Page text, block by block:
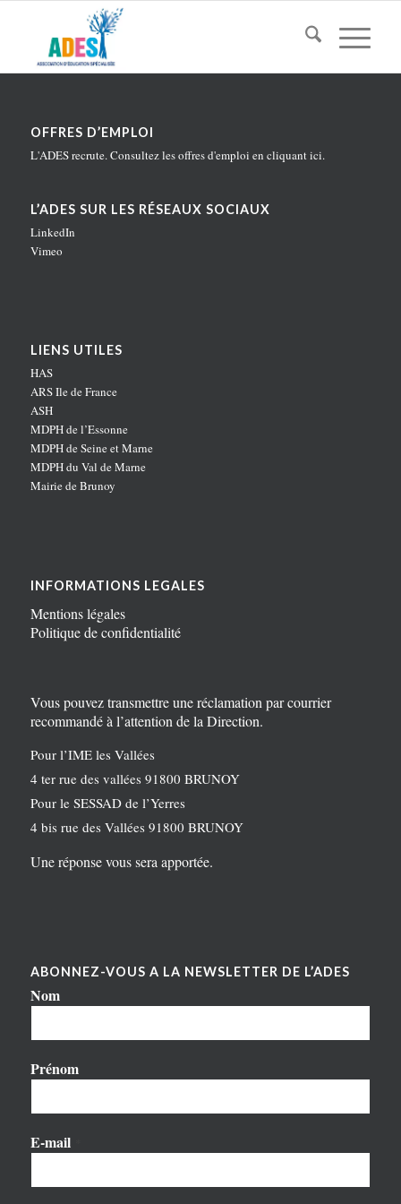
OFFRES D’EMPLOI
L'ADES recrute. Consultez les offres d'emploi en cliquant ici.
L’ADES SUR LES RÉSEAUX SOCIAUX
LinkedIn
Vimeo
LIENS UTILES
HAS
ARS Ile de France
ASH
MDPH de l’Essonne
MDPH de Seine et Marne
MDPH du Val de Marne
Mairie de Brunoy
INFORMATIONS LEGALES
Mentions légales
Politique de confidentialité
Vous pouvez transmettre une réclamation par courrier
recommandé à l’attention de la Direction.
Pour l’IME les Vallées
4 ter rue des vallées 91800 BRUNOY
Pour le SESSAD de l’Yerres
4 bis rue des Vallées 91800 BRUNOY
Une réponse vous sera apportée.
ABONNEZ-VOUS A LA NEWSLETTER DE L’ADES
Nom
Prénom
E-mail